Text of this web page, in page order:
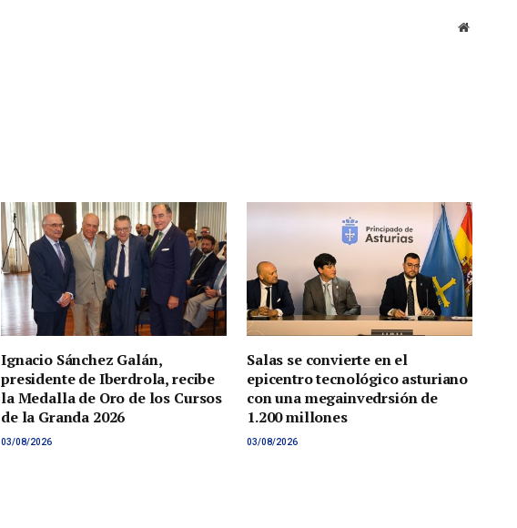
Sitio
Ignacio Sánchez Galán,
presidente de Iberdrola, recibe
la Medalla de Oro de los Cursos
de la Granda 2026
03/08/2026
Salas se convierte en el
epicentro tecnológico asturiano
con una megainvedrsión de
1.200 millones
03/08/2026